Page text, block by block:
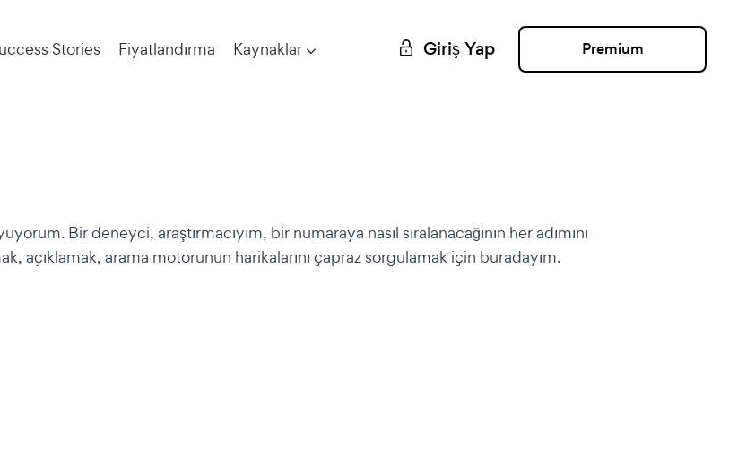
Stories Fiyatlandırma Kaynaklar Giriş Yap Premium
Bir deneyci, araştırmacıyım, bir numaraya nasıl sıralanacağının her adımını
açıklamak, arama motorunun harikalarını çapraz sorgulamak için buradayım.